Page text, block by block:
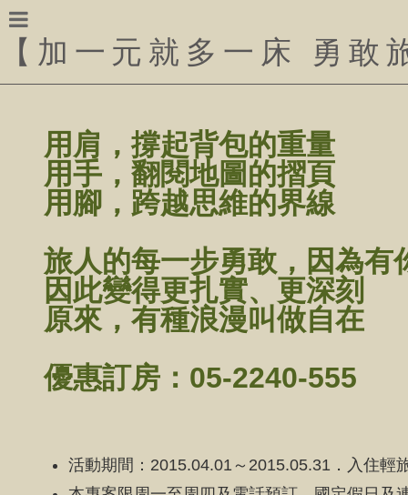
【 加一元就多一床 勇敢
用肩，撐起背包的重量
用手，翻閱地圖的摺頁
用腳，跨越思維的界線
旅人的每一步勇敢，因為有
因此變得更扎實、更深刻
原來，有種浪漫叫做自在
優惠訂房：05-2240-555
活動期間：2015.04.01～2015.05.31．入住輕